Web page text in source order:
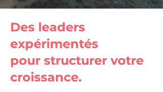
Des leaders
expérimentés
pour structurer votre
croissance.